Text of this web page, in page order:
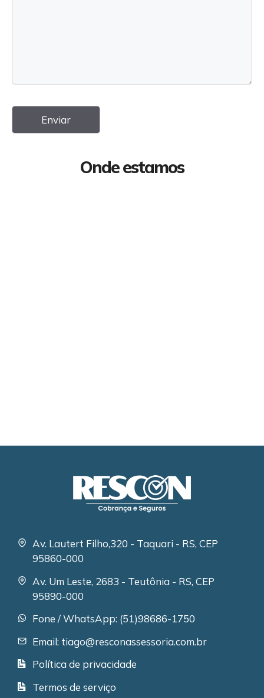
Onde estamos
Av. Lautert Filho,320 - Taquari - RS, CEP
95860-000
Av. Um Leste, 2683 - Teutônia - RS, CEP
95890-000
Fone / WhatsApp: (51)98686-1750
Email: tiago@resconassessoria.com.br
Política de privacidade
Termos de serviço